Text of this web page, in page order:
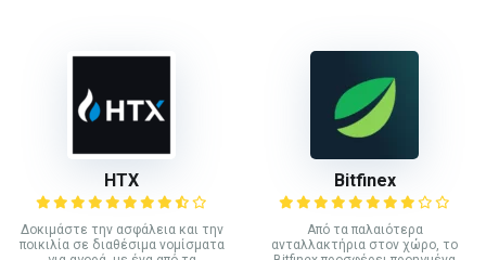
HTX
Δοκιμάστε την ασφάλεια και την
ποικιλία σε διαθέσιμα νομίσματα
Bitfinex
Από τα παλαιότερα
ανταλλακτήρια στον χώρο, το